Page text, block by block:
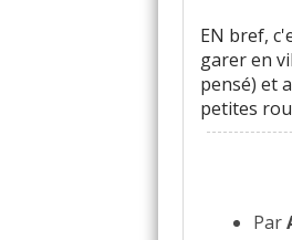
EN bref,
garer en
pensé) et
petites
Par